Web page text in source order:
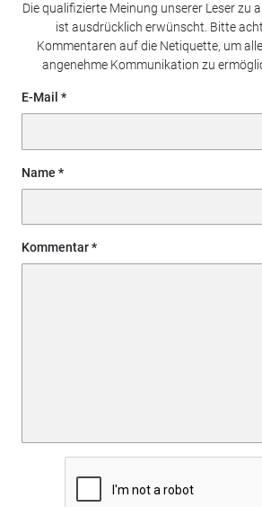
Die qualifizierte Meinung unserer Leser zu
ist ausdrücklich erwünscht. Bitte
Kommentaren auf die Netiquette, um
angenehme Kommunikation zu
E-Mail
Name
Kommentar